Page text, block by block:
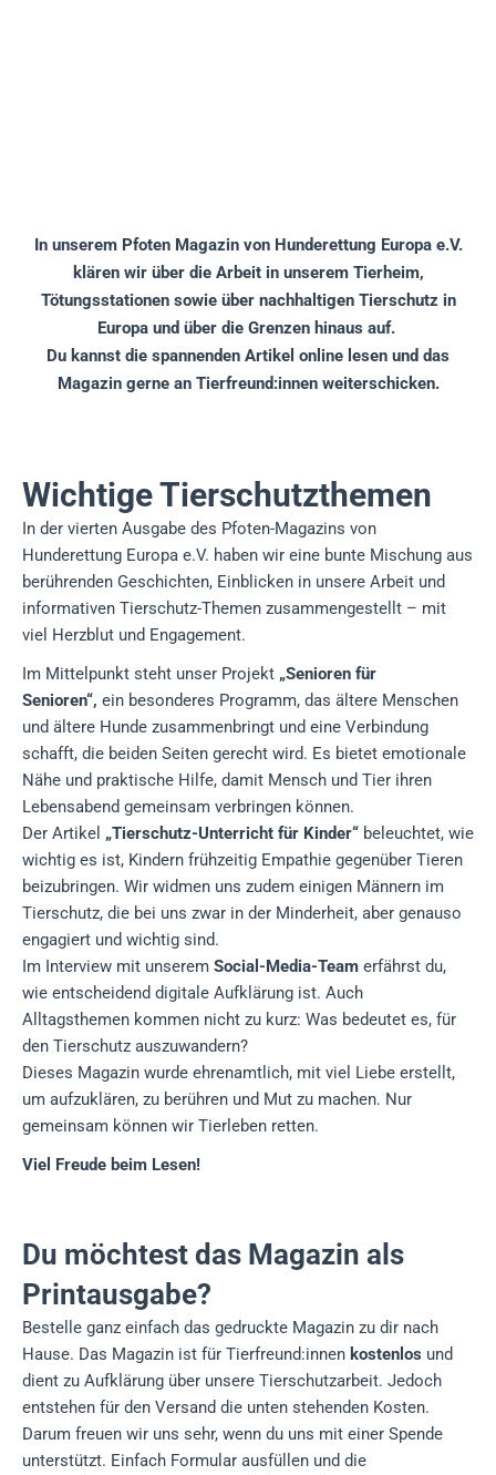
In unserem Pfoten Magazin von Hunderettung Europa e.V.
klären wir über die Arbeit in unserem Tierheim,
Tötungsstationen sowie über nachhaltigen Tierschutz in
Europa und über die Grenzen hinaus auf.
Du kannst die spannenden Artikel online lesen und das
Magazin gerne an Tierfreund:innen weiterschicken.
Wichtige Tierschutzthemen
In der vierten Ausgabe des Pfoten-Magazins von
Hunderettung Europa e.V. haben wir eine bunte Mischung aus
berührenden Geschichten, Einblicken in unsere Arbeit und
informativen Tierschutz-Themen zusammengestellt – mit
viel Herzblut und Engagement.
Im Mittelpunkt steht unser Projekt „Senioren für
Senioren“, ein besonderes Programm, das ältere Menschen
und ältere Hunde zusammenbringt und eine Verbindung
schafft, die beiden Seiten gerecht wird. Es bietet emotionale
Nähe und praktische Hilfe, damit Mensch und Tier ihren
Lebensabend gemeinsam verbringen können.
Der Artikel „Tierschutz-Unterricht für Kinder“ beleuchtet, wie
wichtig es ist, Kindern frühzeitig Empathie gegenüber Tieren
beizubringen. Wir widmen uns zudem einigen Männern im
Tierschutz, die bei uns zwar in der Minderheit, aber genauso
engagiert und wichtig sind.
Im Interview mit unserem Social-Media-Team erfährst du,
wie entscheidend digitale Aufklärung ist. Auch
Alltagsthemen kommen nicht zu kurz: Was bedeutet es, für
den Tierschutz auszuwandern?
Dieses Magazin wurde ehrenamtlich, mit viel Liebe erstellt,
um aufzuklären, zu berühren und Mut zu machen. Nur
gemeinsam können wir Tierleben retten.
Viel Freude beim Lesen!
Du möchtest das Magazin als
Printausgabe?
Bestelle ganz einfach das gedruckte Magazin zu dir nach
Hause. Das Magazin ist für Tierfreund:innen kostenlos und
dient zu Aufklärung über unsere Tierschutzarbeit. Jedoch
entstehen für den Versand die unten stehenden Kosten.
Darum freuen wir uns sehr, wenn du uns mit einer Spende
unterstützt. Einfach Formular ausfüllen und die